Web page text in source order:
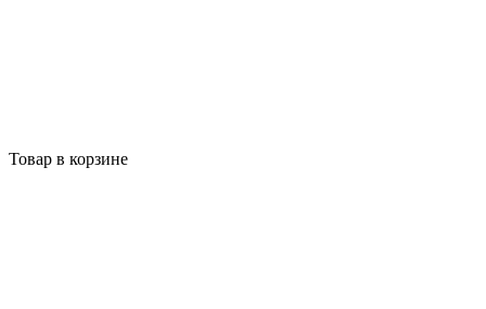
Товар в корзине